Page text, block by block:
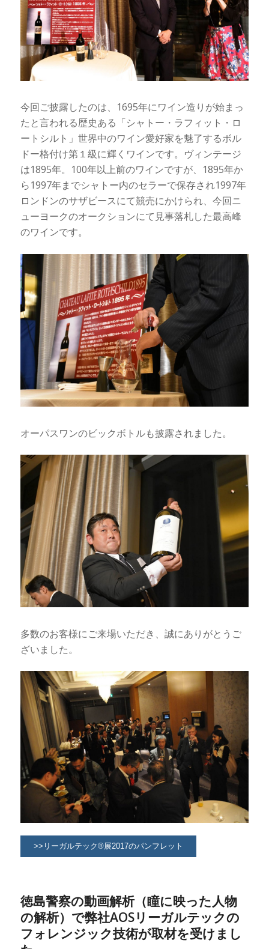
今回ご披露したのは、1695年にワイン造りが始まっ
たと言われる歴史ある「シャトー・ラフィット・ロ
ートシルト」世界中のワイン愛好家を魅了するボル
ドー格付け第１級に輝くワインです。ヴィンテージ
は1895年。100年以上前のワインですが、1895年か
ら1997年までシャトー内のセラーで保存され1997年
ロンドンのサザビースにて競売にかけられ、今回ニ
ューヨークのオークションにて見事落札した最高峰
のワインです。
オーパスワンのビックボトルも披露されました。
多数のお客様にご来場いただき、誠にありがとうご
ざいました。
>>リーガルテック®展2017のパンフレット
徳島警察の動画解析（瞳に映った人物
の解析）で弊社AOSリーガルテックの
フォレンジック技術が取材を受けまし